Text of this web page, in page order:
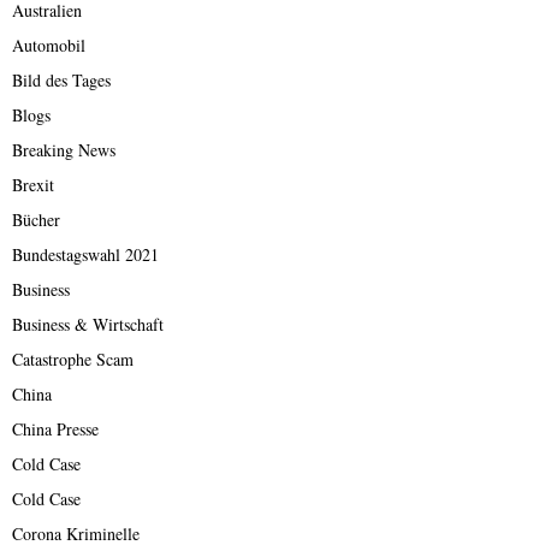
Australien
Automobil
Bild des Tages
Blogs
Breaking News
Brexit
Bücher
Bundestagswahl 2021
Business
Business & Wirtschaft
Catastrophe Scam
China
China Presse
Cold Case
Cold Case
Corona Kriminelle